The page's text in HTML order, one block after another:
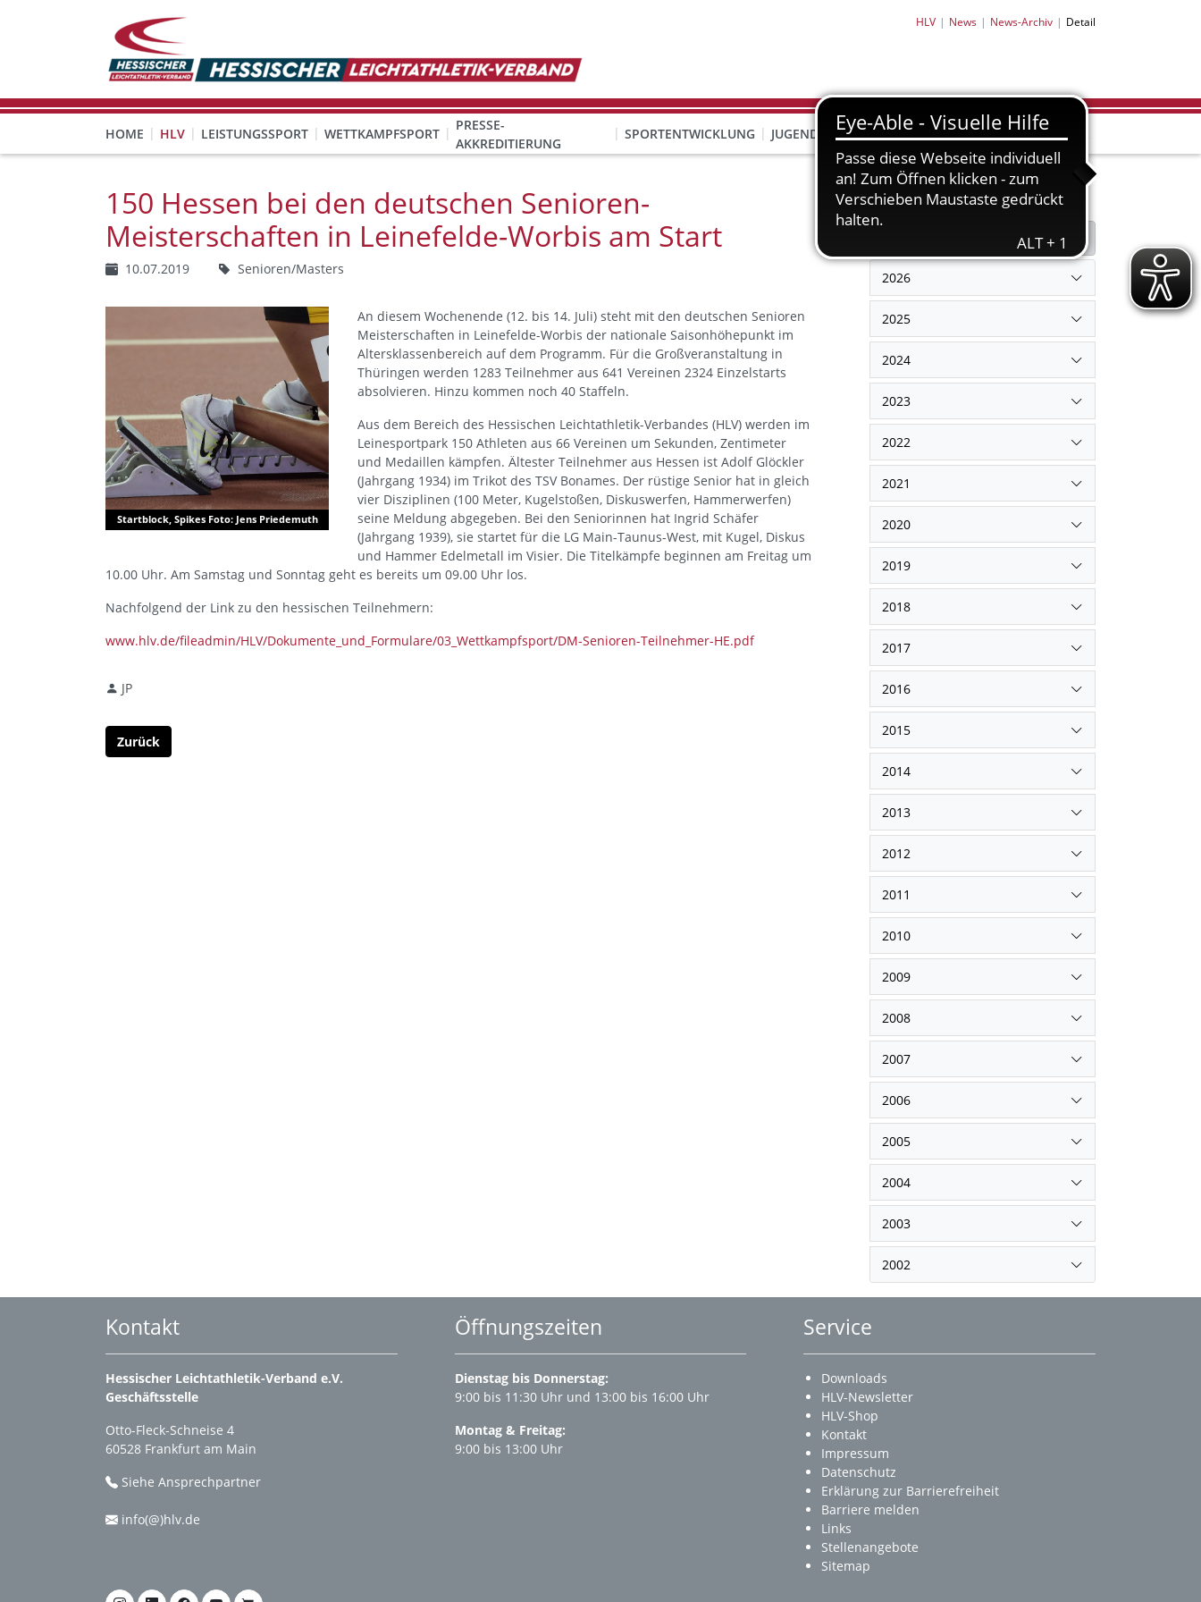
HLV News News-Archiv Detail
HOME HLV LEISTUNGSSPORT WETTKAMPFSPORT
PRESSE-
AKKREDITIERUNG
SPORTENTWICKLUNG JUGEND BILDUNG
HLV-
PARTNER
HLV-
SHOP
150 Hessen bei den deutschen Senioren-
Meisterschaften in Leinefelde-Worbis am Start
10.07.2019 Senioren/Masters
Startblock, Spikes Foto: Jens Priedemuth
An diesem Wochenende (12. bis 14. Juli) steht mit den deutschen Senioren
Meisterschaften in Leinefelde-Worbis der nationale Saisonhöhepunkt im
Altersklassenbereich auf dem Programm. Für die Großveranstaltung in
Thüringen werden 1283 Teilnehmer aus 641 Vereinen 2324 Einzelstarts
absolvieren. Hinzu kommen noch 40 Staffeln.
Aus dem Bereich des Hessischen Leichtathletik-Verbandes (HLV) werden im
Leinesportpark 150 Athleten aus 66 Vereinen um Sekunden, Zentimeter
und Medaillen kämpfen. Ältester Teilnehmer aus Hessen ist Adolf Glöckler
(Jahrgang 1934) im Trikot des TSV Bonames. Der rüstige Senior hat in gleich
vier Disziplinen (100 Meter, Kugelstoßen, Diskuswerfen, Hammerwerfen)
seine Meldung abgegeben. Bei den Seniorinnen hat Ingrid Schäfer
(Jahrgang 1939), sie startet für die LG Main-Taunus-West, mit Kugel, Diskus
und Hammer Edelmetall im Visier. Die Titelkämpfe beginnen am Freitag um
10.00 Uhr. Am Samstag und Sonntag geht es bereits um 09.00 Uhr los.
Nachfolgend der Link zu den hessischen Teilnehmern:
www.hlv.de/fileadmin/HLV/Dokumente_und_Formulare/03_Wettkampfsport/DM-Senioren-Teilnehmer-HE.pdf
JP
Zurück
Filter
2026
2025
2024
2023
2022
2021
2020
2019
2018
2017
2016
2015
2014
2013
2012
2011
2010
2009
2008
2007
2006
2005
2004
2003
2002
Kontakt
Hessischer Leichtathletik-Verband e.V.
Geschäftsstelle
Otto-Fleck-Schneise 4
60528 Frankfurt am Main
Siehe Ansprechpartner
info(@)hlv.de
Öffnungszeiten
Dienstag bis Donnerstag:
9:00 bis 11:30 Uhr und 13:00 bis 16:00 Uhr
Montag & Freitag:
9:00 bis 13:00 Uhr
Service
Downloads
HLV-Newsletter
HLV-Shop
Kontakt
Impressum
Datenschutz
Erklärung zur Barrierefreiheit
Barriere melden
Links
Stellenangebote
Sitemap